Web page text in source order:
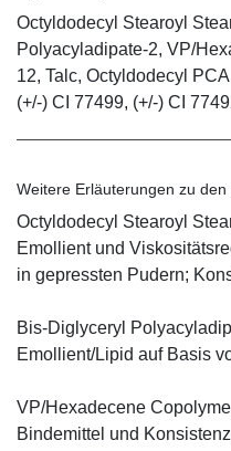
Octyldodecyl Stearoyl
Polyacyladipate-2, VP/
12, Talc, Octyldodecyl
(+/-) CI 77499, (+/-) CI
Weitere Erläuterungen zu den
Octyldodecyl Stearoyl
Emollient und
in gepressten Pudern;
Bis-Diglyceryl
Emollient/Lipid auf Basis
VP/Hexadecene
Bindemittel und